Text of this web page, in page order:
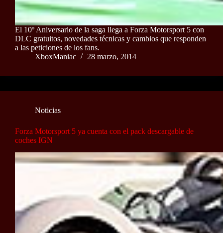
El 10º Aniversario de la saga llega a Forza Motorsport 5 con
DLC gratuitos, novedades técnicas y cambios que responden
a las peticiones de los fans.
XboxManiac
28 marzo, 2014
Noticias
Forza Motorsport 5 ya cuenta con el pack descargable de
coches IGN